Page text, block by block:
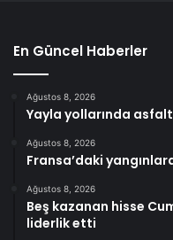
En Güncel Haberler
Ağustos 8, 2026
Yayla yollarında
Ağustos 8, 2026
Fransa’daki
Ağustos 8, 2026
Beş kazanan hisse
liderlik etti